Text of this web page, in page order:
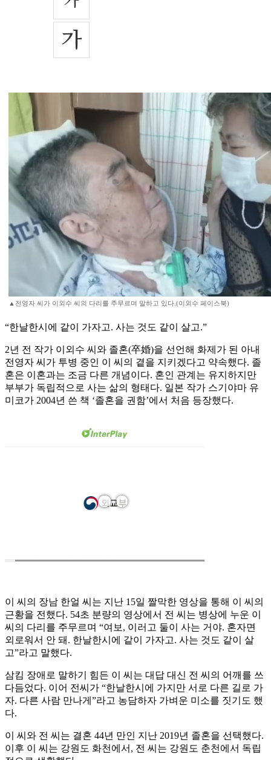
▲전영자 씨가 이외수 씨의 다리를 주무르며 말하고 있다.(이외수 페이스북)
“한날한시에 같이 가자고. 사는 것도 같이 살고.”
2년 전 작가 이외수 씨와 졸혼(卒婚)을 선언해 화제가 된 아내
전영자 씨가 투병 중인 이 씨의 곁을 지키겠다고 약속했다. 졸
혼은 이혼과는 조금 다른 개념이다. 혼인 관계는 유지하지만
부부가 독립적으로 사는 삶의 형태다. 일본 작가 스기야마 유
미코가 2004년 쓴 책 ‘졸혼을 권함’에서 처음 등장했다.
이 씨의 장남 한얼 씨는 지난 15일 짤막한 영상을 통해 이 씨의
근황을 전했다. 54초 분량의 영상에서 전 씨는 병상에 누운 이
씨의 다리를 주무르며 “여보, 이러고 둘이 사는 거야. 혼자면
외로워서 안 돼. 한날한시에 같이 가자고. 사는 것도 같이 살
고”라고 말했다.
삼킴 장애로 말하기 힘든 이 씨는 대답 대신 전 씨의 어깨를 쓰
다듬었다. 이어 전씨가 “한날한시에 가지만 서로 다른 길로 가
자. 다른 사람 만나게”라고 농담하자 가벼운 미소를 짓기도 했
다.
이 씨와 전 씨는 결혼 44년 만인 지난 2019년 졸혼을 선택했다.
이후 이 씨는 강원도 화천에서, 전 씨는 강원도 춘천에서 독립